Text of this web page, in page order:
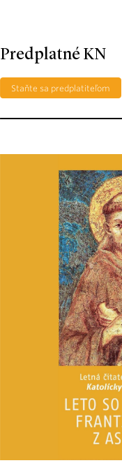
Predplatné KN
Staňte sa predplatiteľom